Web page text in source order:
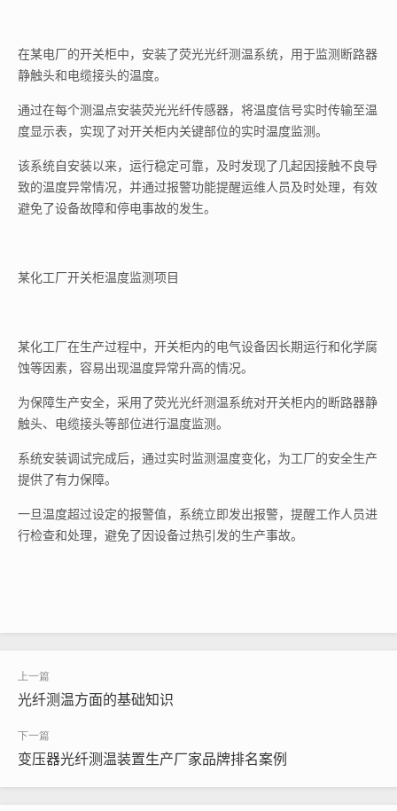
在某电厂的开关柜中，安装了荧光光纤测温系统，用于监测断路器
静触头和电缆接头的温度。
通过在每个测温点安装荧光光纤传感器，将温度信号实时传输至温
度显示表，实现了对开关柜内关键部位的实时温度监测。
该系统自安装以来，运行稳定可靠，及时发现了几起因接触不良导
致的温度异常情况，并通过报警功能提醒运维人员及时处理，有效
避免了设备故障和停电事故的发生。
某化工厂开关柜温度监测项目
某化工厂在生产过程中，开关柜内的电气设备因长期运行和化学腐
蚀等因素，容易出现温度异常升高的情况。
为保障生产安全，采用了荧光光纤测温系统对开关柜内的断路器静
触头、电缆接头等部位进行温度监测。
系统安装调试完成后，通过实时监测温度变化，为工厂的安全生产
提供了有力保障。
一旦温度超过设定的报警值，系统立即发出报警，提醒工作人员进
行检查和处理，避免了因设备过热引发的生产事故。
光纤测温方面的基础知识
变压器光纤测温装置生产厂家品牌排名案例